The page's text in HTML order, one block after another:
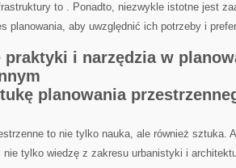
to . Ponadto, niezwykle istotne jest​
planowania, aby uwzględnić ich potrzeby i
‍praktyki i narzędzia​ w
planowania
to nie tylko nauka,‍ ale również sztuka.
⁣nie tylko wiedzę z zakresu⁤ urbanistyki ⁣i